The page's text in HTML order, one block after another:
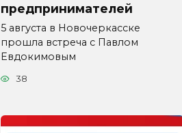
предпринимателей
5 августа в Новочеркасске
прошла встреча с Павлом
Евдокимовым
38